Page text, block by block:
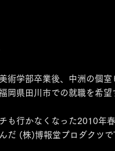
術学部卒業後、中洲の個
岡県田川市での就職を希
も行かなくなった2010年春
だ (株)博報堂プロダクツ